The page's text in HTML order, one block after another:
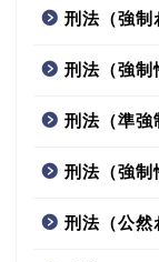
刑法（強制
刑法（強制
刑法（準強
刑法（強制
刑法（公然